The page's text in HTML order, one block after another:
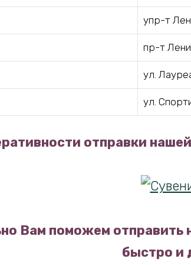
упр-т
пр-т
ул.
ул.
отправки
Вам поможем
быстро и